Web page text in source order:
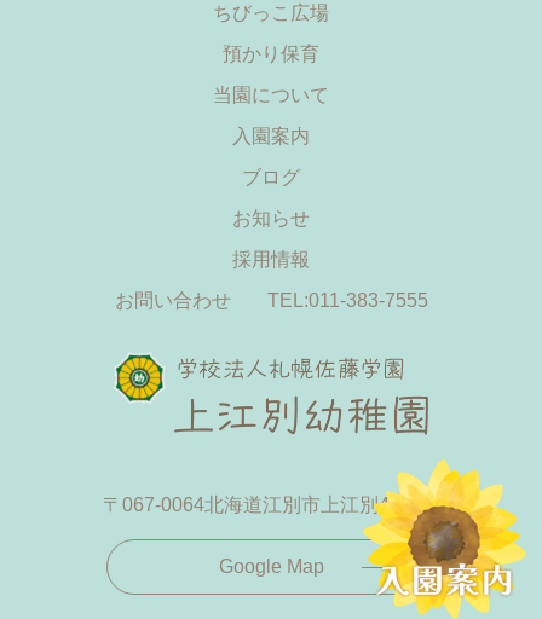
ちびっこ広場
預かり保育
当園について
入園案内
ブログ
お知らせ
採用情報
お問い合わせ
TEL:011-383-7555
〒067-0064北海道江別市上江別433-19
Google Map